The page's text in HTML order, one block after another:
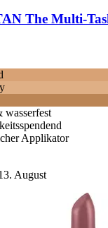
The Multi-​
wasserfest
Applikator
August